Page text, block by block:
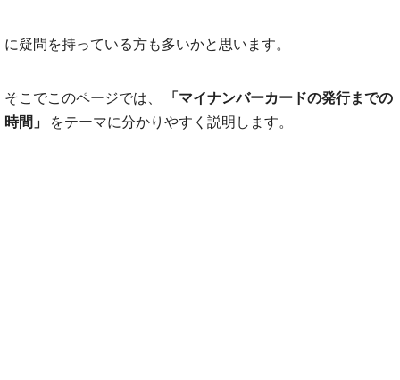
に疑問を持っている方も多いかと思います。
そこでこのページでは、
「マイナンバーカードの発行までの
時間」
をテーマに分かりやすく説明します。